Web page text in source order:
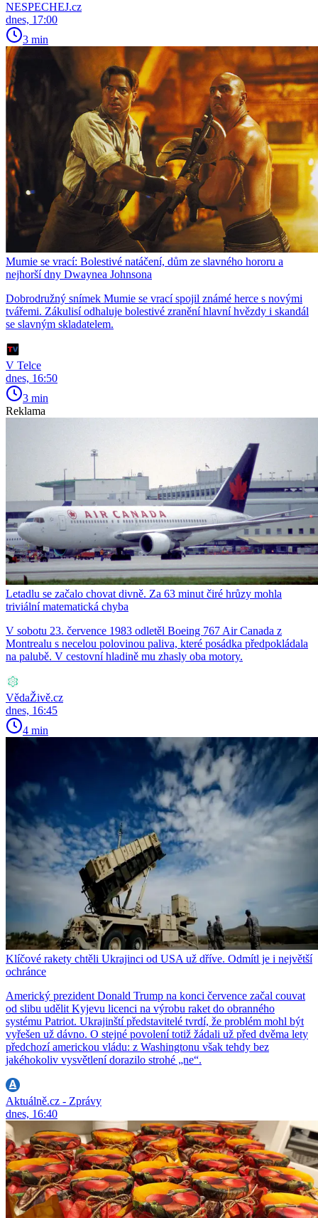
NESPECHEJ.cz
dnes, 17:00
3 min
Mumie se vrací: Bolestivé natáčení, dům ze slavného hororu a
nejhorší dny Dwaynea Johnsona
Dobrodružný snímek Mumie se vrací spojil známé herce s novými
tvářemi. Zákulisí odhaluje bolestivé zranění hlavní hvězdy i skandál
se slavným skladatelem.
V Telce
dnes, 16:50
3 min
Reklama
Letadlu se začalo chovat divně. Za 63 minut čiré hrůzy mohla
triviální matematická chyba
V sobotu 23. července 1983 odletěl Boeing 767 Air Canada z
Montrealu s necelou polovinou paliva, které posádka předpokládala
na palubě. V cestovní hladině mu zhasly oba motory.
VědaŽivě.cz
dnes, 16:45
4 min
Klíčové rakety chtěli Ukrajinci od USA už dříve. Odmítl je i největší
ochránce
Americký prezident Donald Trump na konci července začal couvat
od slibu udělit Kyjevu licenci na výrobu raket do obranného
systému Patriot. Ukrajinští představitelé tvrdí, že problém mohl být
vyřešen už dávno. O stejné povolení totiž žádali už před dvěma lety
předchozí americkou vládu: z Washingtonu však tehdy bez
jakéhokoliv vysvětlení dorazilo strohé „ne“.
Aktuálně.cz - Zprávy
dnes, 16:40